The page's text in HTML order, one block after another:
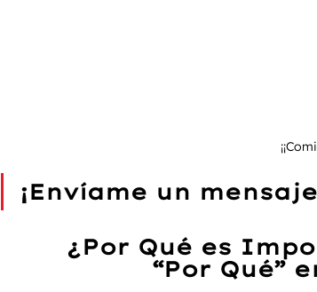
¡Envíame un
¿Por Qué es
“Por Qué”